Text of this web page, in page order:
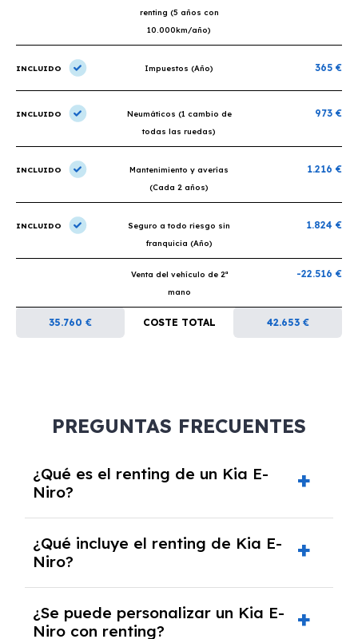
renting (5 años con
10.000km/año)
INCLUIDO Impuestos (Año) 365 €
INCLUIDO
Neumáticos (1 cambio de
todas las ruedas)
973 €
INCLUIDO
Mantenimiento y averías
(Cada 2 años)
1.216 €
INCLUIDO
Seguro a todo riesgo sin
franquicia (Año)
1.824 €
Venta del vehículo de 2ª
mano
-22.516 €
35.760 € COSTE TOTAL 42.653 €
PREGUNTAS FRECUENTES
¿Qué es el renting de un Kia E-
Niro?
alquiler a largo plazo en el que pagas una
cuota mensual fija por el uso del coche
durante un periodo determinado,
generalmente entre 2 y 5 años.
¿Qué incluye el renting de Kia E-
Niro?
seguro a todo riesgo, mantenimiento,
reparaciones, impuestos, asistencia en
¿Se puede personalizar un Kia E-
Niro con renting?